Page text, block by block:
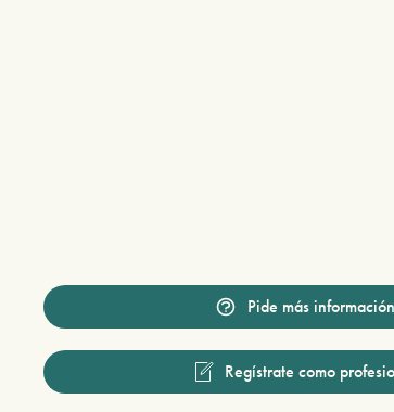
Pide más información
Regístrate como